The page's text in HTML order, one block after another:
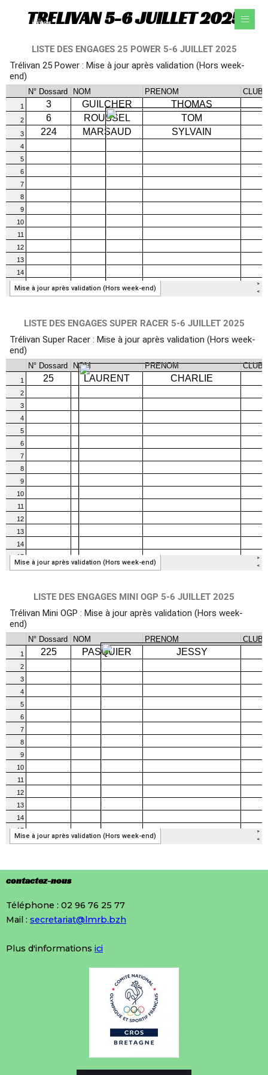
TRELIVAN 5-6 JUILLET 2025
LISTE DES ENGAGES 25 POWER 5-6 JUILLET 2025
LISTE DES ENGAGES SUPER RACER 5-6 JUILLET 2025
LISTE DES ENGAGES MINI OGP 5-6 JUILLET 2025
contactez-nous
Téléphone : 02 96 76 25 77
Mail : secretariat@lmrb.bzh
Plus d'informations ici